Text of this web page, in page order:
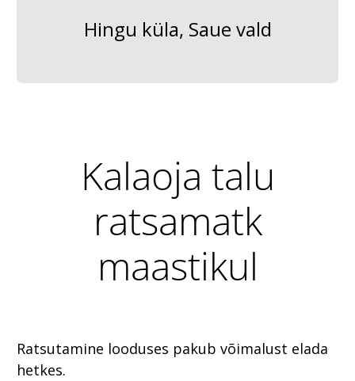
Hingu küla, Saue vald
Kalaoja talu
ratsamatk
maastikul
Ratsutamine looduses pakub võimalust elada
hetkes.